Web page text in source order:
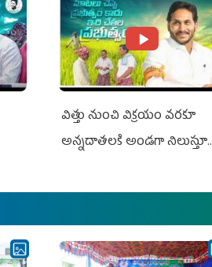
విత్తు నుంచి విక్రయం వరకూ
అన్నదాతలకి అండగా నిలుస్తూ..